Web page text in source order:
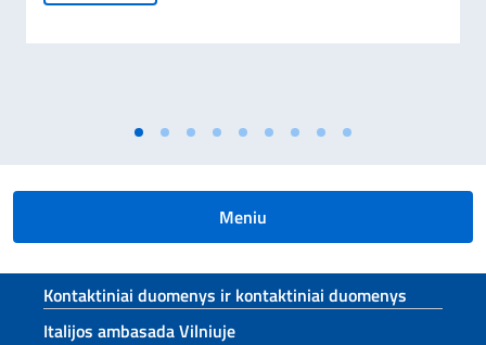
Meniu
Sezione footer
Kontaktiniai duomenys ir kontaktiniai duomenys
Italijos ambasada Vilniuje